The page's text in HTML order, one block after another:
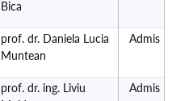
Bica
prof. dr. Daniela Lucia
Muntean
Admis
prof. dr. ing. Liviu
Admis